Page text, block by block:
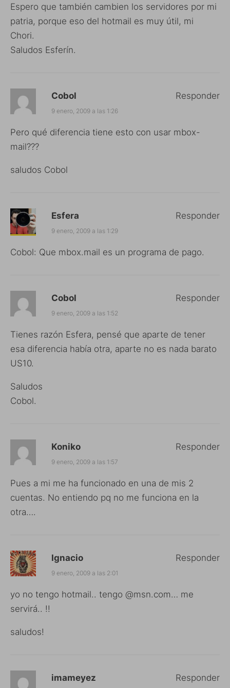
Espero que también cambien los servidores por mi
patria, porque eso del hotmail es muy útil, mi
Chori.
Saludos Esferín.
Cobol
9 enero, 2009 a las 1:26
Pero qué diferencia tiene esto con usar mbox-
mail???
saludos Cobol
Responder
Esfera
9 enero, 2009 a las 1:29
Cobol: Que mbox.mail es un programa de pago.
Responder
Cobol
9 enero, 2009 a las 1:52
Tienes razón Esfera, pensé que aparte de tener
esa diferencia había otra, aparte no es nada barato
US10.
Saludos
Cobol.
Responder
Koniko
9 enero, 2009 a las 1:57
Pues a mi me ha funcionado en una de mis 2
cuentas. No entiendo pq no me funciona en la
otra….
Responder
Ignacio
9 enero, 2009 a las 2:01
yo no tengo hotmail.. tengo @msn.com… me
servirá.. !!
saludos!
Responder
imameyez Responder